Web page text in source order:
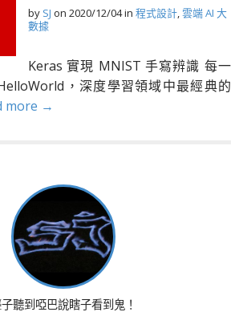
by SJ on 2020/12/04in 程式設計,雲端 AI 大
數據
Keras 實現 MNIST 手寫辨識 每一
，深度學習領域中最經典的
more →
聽到啞巴說瞎子看到鬼！